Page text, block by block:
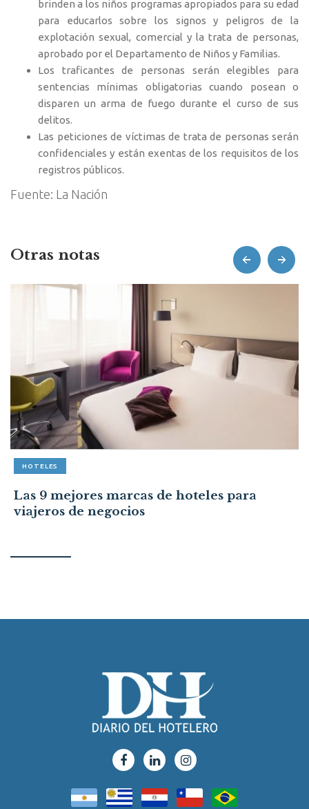
brinden a los niños programas apropiados para su edad
para educarlos sobre los signos y peligros de la
explotación sexual, comercial y la trata de personas,
aprobado por el Departamento de Niños y Familias.
Los traficantes de personas serán elegibles para
sentencias mínimas obligatorias cuando posean o
disparen un arma de fuego durante el curso de sus
delitos.
Las peticiones de víctimas de trata de personas serán
confidenciales y están exentas de los requisitos de los
registros públicos.
Fuente: La Nación
Otras notas
HOTELES
Las 9 mejores marcas de hoteles para
viajeros de negocios
prev next